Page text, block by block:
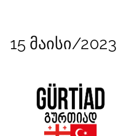
15 მაისი/2023